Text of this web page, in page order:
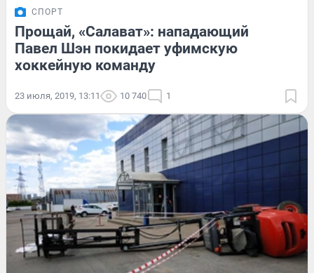
СПОРТ
Прощай, «Салават»: нападающий
Павел Шэн покидает уфимскую
хоккейную команду
23 июля, 2019, 13:11 10 740 1